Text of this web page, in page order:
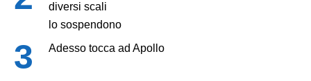
diversi scali
lo sospendono
Adesso tocca ad Apollo